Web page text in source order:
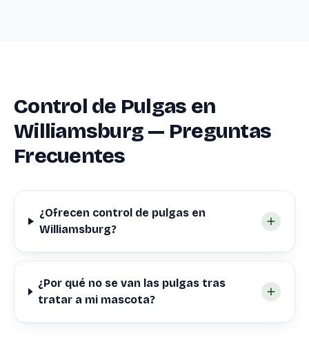
Control de Pulgas en
Williamsburg — Preguntas
Frecuentes
¿Ofrecen control de pulgas en
Williamsburg?
¿Por qué no se van las pulgas tras
tratar a mi mascota?